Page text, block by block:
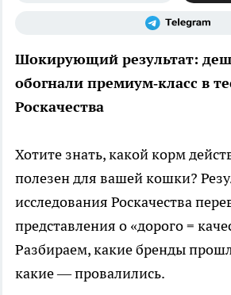
Шокирующий результат:
обогнали премиум‑класс в
Роскачества
Хотите знать, какой корм
полезен для вашей кошки?
исследования Роскачества
представления о «дорого =
Разбираем, какие бренды
какие — провалились.